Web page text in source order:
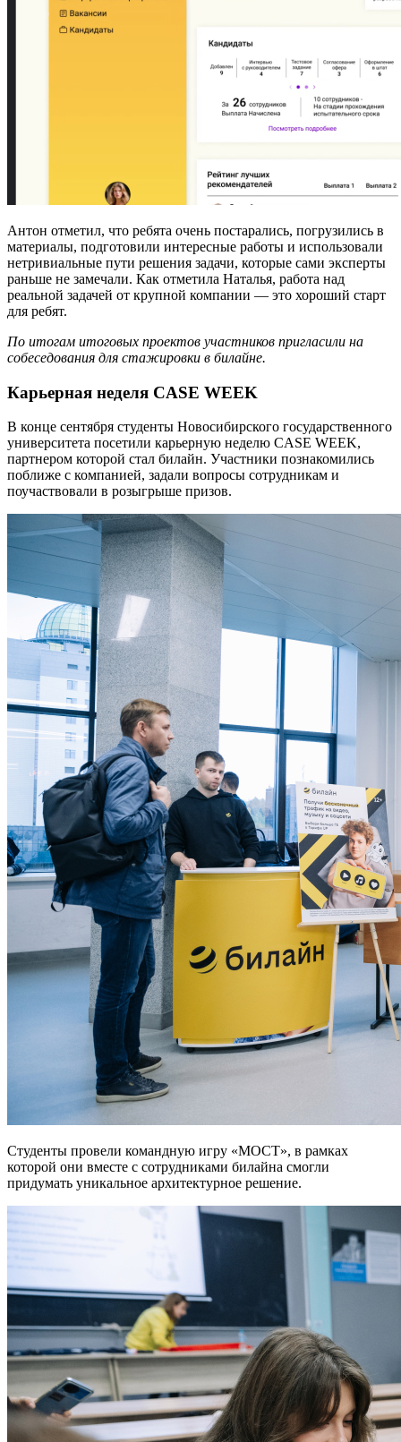
Антон отметил, что ребята очень постарались, погрузились в
материалы, подготовили интересные работы и использовали
нетривиальные пути решения задачи, которые сами эксперты
раньше не замечали. Как отметила Наталья, работа над
реальной задачей от крупной компании — это хороший старт
для ребят.
По итогам итоговых проектов участников пригласили на
собеседования для стажировки в билайне.
Карьерная неделя CASE WEEK
В конце сентября студенты Новосибирского государственного
университета посетили карьерную неделю CASE WEEK,
партнером которой стал билайн. Участники познакомились
поближе с компанией, задали вопросы сотрудникам и
поучаствовали в розыгрыше призов.
Студенты провели командную игру «МОСТ», в рамках
которой они вместе с сотрудниками билайна смогли
придумать уникальное архитектурное решение.